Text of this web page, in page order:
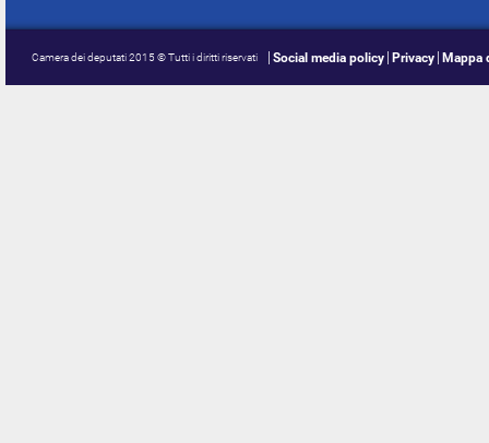
Camera dei deputati 2015 © Tutti i diritti riservati Social media policy Privacy Mappa